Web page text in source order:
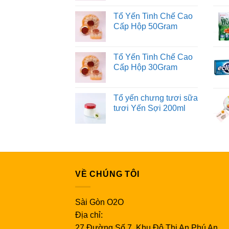
Tổ Yến Tinh Chế Cao
Cấp Hộp 50Gram
Tổ Yến Tinh Chế Cao
Cấp Hộp 30Gram
Tổ yến chưng tươi sữa
tươi Yến Sợi 200ml
VỀ CHÚNG TÔI
Sài Gòn O2O
Địa chỉ: